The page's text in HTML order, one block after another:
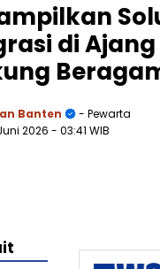
di Ajang
Banten
- Pewarta
2026 - 03:41 WIB